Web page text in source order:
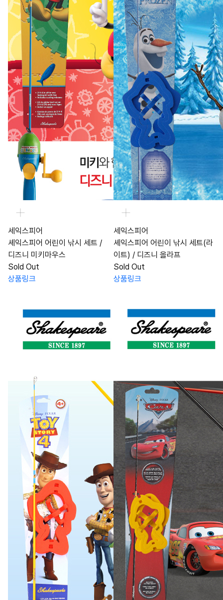
세익스피어
셰익스피어 어린이 낚시 세트 /
디즈니 미키마우스
Sold Out
상품링크
세익스피어
셰익스피어 어린이 낚시 세트(라
이트) / 디즈니 올라프
Sold Out
상품링크